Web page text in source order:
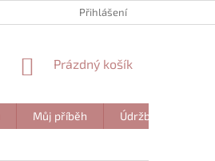
Přihlášení
NÁKUPNÍ
Prázdný košík
Můj příběh Údržba